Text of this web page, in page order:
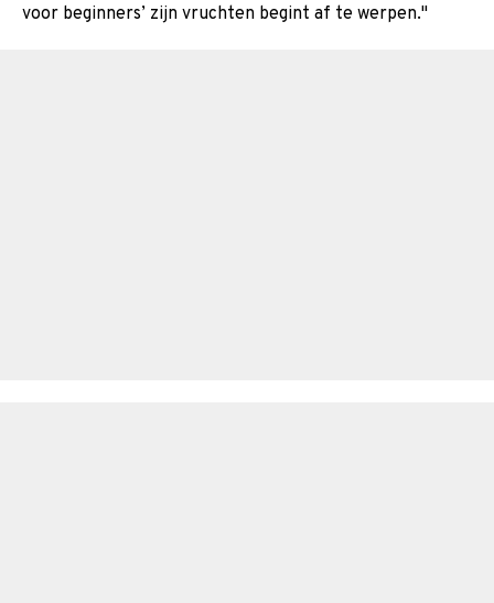
voor beginners’ zijn vruchten begint af te werpen."